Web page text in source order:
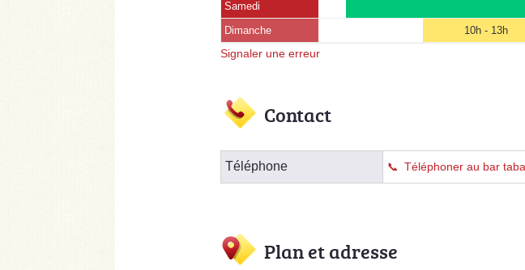
Samedi
Dimanche 10h - 13h
Signaler une erreur
Contact
Téléphone Téléphoner au bar
Plan et adresse